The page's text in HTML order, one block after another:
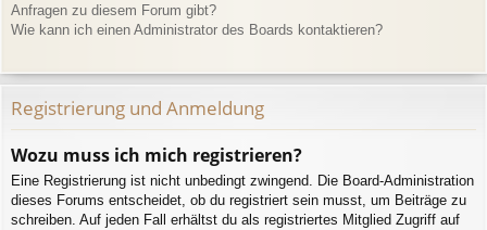
Anfragen zu diesem Forum gibt?
Wie kann ich einen Administrator des Boards kontaktieren?
Registrierung und Anmeldung
Wozu muss ich mich registrieren?
Eine Registrierung ist nicht unbedingt zwingend. Die Board-Administration
dieses Forums entscheidet, ob du registriert sein musst, um Beiträge zu
schreiben. Auf jeden Fall erhältst du als registriertes Mitglied Zugriff auf